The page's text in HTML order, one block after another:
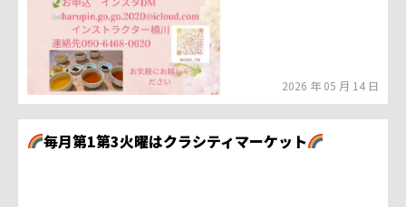
2026 年 05 月 14 日
毎月第1第3火曜はクラシティマーケット